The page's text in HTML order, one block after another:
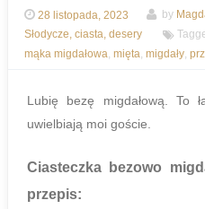
28 listopada, 2023 by
Słodycze, ciasta, desery
mąka migdałowa, mięta, migdały,
Lubię bezę migdałową. To
uwielbiają moi goście.
Ciasteczka bezowo
przepis: